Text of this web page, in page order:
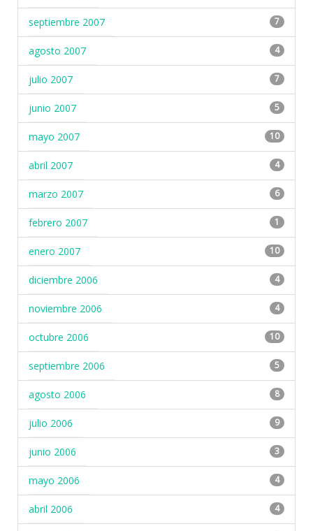
septiembre 2007 7
agosto 2007 4
julio 2007 7
junio 2007 5
mayo 2007 10
abril 2007 4
marzo 2007 6
febrero 2007 1
enero 2007 10
diciembre 2006 4
noviembre 2006 4
octubre 2006 10
septiembre 2006 5
agosto 2006 8
julio 2006 9
junio 2006 3
mayo 2006 4
abril 2006 4